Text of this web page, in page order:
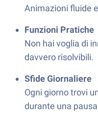
Animazioni fluide
Funzioni Pratiche
Non hai voglia di
davvero risolvibili.
Sfide Giornaliere
Ogni giorno trovi
durante una